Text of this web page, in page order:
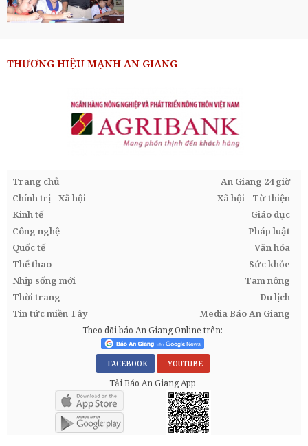
THƯƠNG HIỆU MẠNH AN GIANG
Trang chủ
An Giang 24 giờ
Chính trị - Xã hội
Xã hội - Từ thiện
Kinh tế
Giáo dục
Công nghệ
Pháp luật
Quốc tế
Văn hóa
Thể thao
Sức khỏe
Nhịp sống mới
Tam nông
Thời trang
Du lịch
Tin tức miền Tây
Media Báo An Giang
Theo dõi báo An Giang Online trên:
FACEBOOK YOUTUBE
Tải Báo An Giang App